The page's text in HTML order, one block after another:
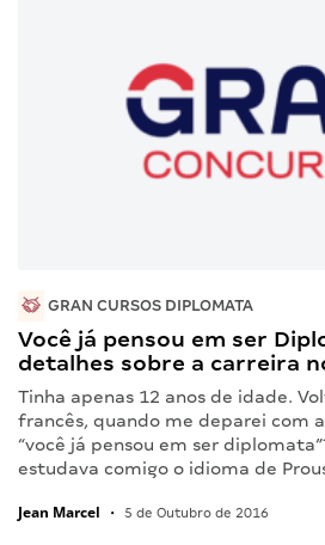
GRAN CURSOS DIPLOMATA
Você já pensou em ser
detalhes sobre a carreira
Tinha apenas 12 anos de idade.
francês, quando me deparei com
“você já pensou em ser
estudava comigo o idioma de
Jean Marcel • 5 de Outubro de 2016